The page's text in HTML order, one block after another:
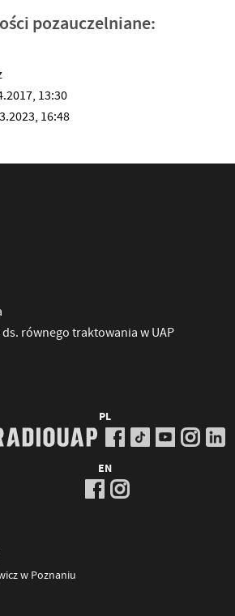
pozauczelniane:
13:30
16:48
równego traktowania w UAP
PL
EN
w Poznaniu